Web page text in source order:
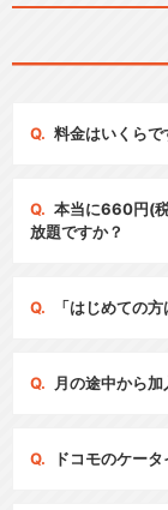
料金はいくらで
本当に660円(
放題ですか？
「はじめての
月の途中から
ドコモのケー